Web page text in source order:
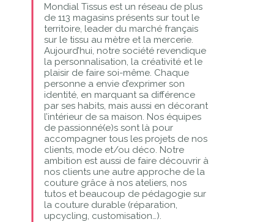
Mondial Tissus est un réseau de plus
de 113 magasins présents sur tout le
territoire, leader du marché français
sur le tissu au mètre et la mercerie.
Aujourd’hui, notre société revendique
la personnalisation, la créativité et le
plaisir de faire soi-même. Chaque
personne a envie d’exprimer son
identité, en marquant sa différence
par ses habits, mais aussi en décorant
l’intérieur de sa maison. Nos équipes
de passionné(e)s sont là pour
accompagner tous les projets de nos
clients, mode et/ou déco. Notre
ambition est aussi de faire découvrir à
nos clients une autre approche de la
couture grâce à nos ateliers, nos
tutos et beaucoup de pédagogie sur
la couture durable (réparation,
upcycling, customisation…).